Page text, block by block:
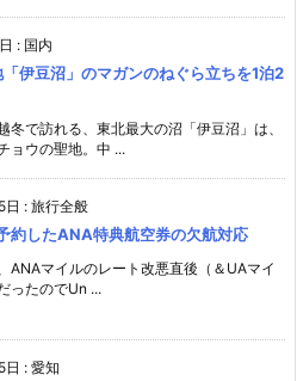
: 国内
伊豆沼」のマガンのねぐら立ちを1泊2
冬で訪れる、東北最大の沼「伊豆沼」は、
ョウの聖地。中 ...
日 : 旅行全般
約したANA特典航空券の欠航対応
ANAマイルのレート改悪直後（＆UAマイ
ったのでUn ...
日 : 愛知